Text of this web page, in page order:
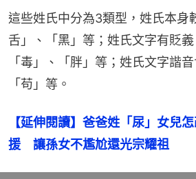
這些姓氏中分為3類型，姓氏本身
舌」、「黑」等；姓氏文字有貶義
「毒」、「胖」等；姓氏文字諧
「苟」等。
【延伸閱讀】爸爸姓「尿」女兒
援　讓孫女不尷尬還光宗耀祖